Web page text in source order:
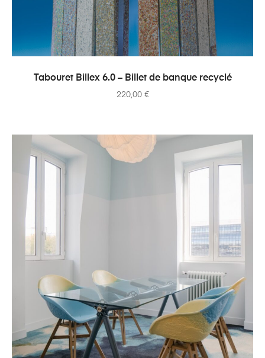
AJOUTER AU PANIER
Tabouret Billex 6.0 – Billet de banque recyclé
220,00 €